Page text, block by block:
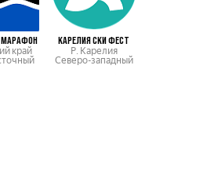
МАРАФОН
край
КАРЕЛИЯ СКИ ФЕСТ
Р. Карелия
Северо-западный